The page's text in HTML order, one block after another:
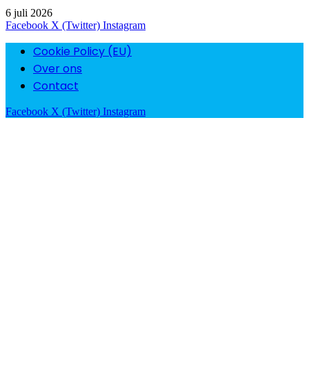
6 juli 2026
Facebook X (Twitter) Instagram
Cookie Policy (EU)
Over ons
Contact
Facebook X (Twitter) Instagram